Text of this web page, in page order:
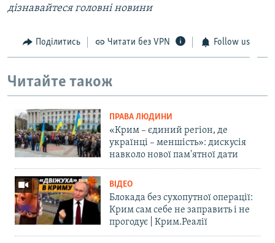
дізнавайтеся головні новини
Поділитись Читати без VPN Follow us
Читайте також
ПРАВА ЛЮДИНИ
«Крим – єдиний регіон, де
українці – меншість»: дискусія
навколо нової пам'ятної дати
ВІДЕО
Блокада без сухопутної операції:
Крим сам себе не заправить і не
прогодує | Крим.Реалії